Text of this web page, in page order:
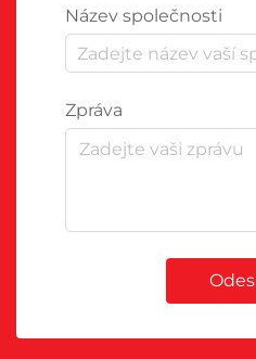
Název společnosti
Zpráva